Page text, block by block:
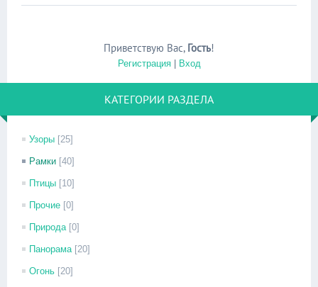
Приветствую Вас, Гость!
Регистрация| Вход
КАТЕГОРИИ РАЗДЕЛА
Узоры [25]
Рамки [40]
Птицы [10]
Прочие [0]
Природа [0]
Панорама [20]
Огонь [20]